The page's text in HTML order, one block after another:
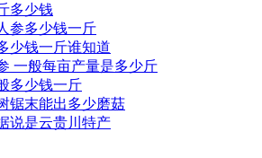
多少钱
参多少钱一斤
少钱一斤谁知道
一般每亩产量是多少斤
多少钱一斤
锯末能出多少磨菇
说是云贵川特产